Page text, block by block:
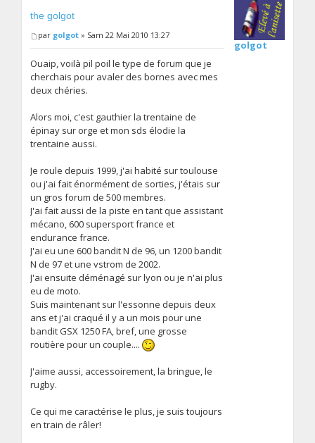
the golgot
par golgot » Sam 22 Mai 2010 13:27
Ouaip, voilà pil poil le type de forum que je
cherchais pour avaler des bornes avec mes
deux chéries.
Alors moi, c'est gauthier la trentaine de
épinay sur orge et mon sds élodie la
trentaine aussi.
Je roule depuis 1999, j'ai habité sur toulouse
ou j'ai fait énormément de sorties, j'étais sur
un gros forum de 500 membres.
J'ai fait aussi de la piste en tant que assistant
mécano, 600 supersport france et
endurance france.
J'ai eu une 600 bandit N de 96, un 1200 bandit
N de 97 et une vstrom de 2002.
J'ai ensuite déménagé sur lyon ou je n'ai plus
eu de moto.
Suis maintenant sur l'essonne depuis deux
ans et j'ai craqué il y a un mois pour une
bandit GSX 1250 FA, bref, une grosse
routière pour un couple....
J'aime aussi, accessoirement, la bringue, le
rugby.
Ce qui me caractérise le plus, je suis toujours
en train de râler!
golgot